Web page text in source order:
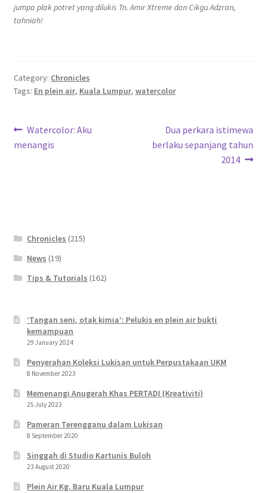
jumpa plak potret yang dilukis Tn. Amir Xtreme dan Cikgu Adzran,
tahniah!
Category: Chronicles
Tags: En plein air, Kuala Lumpur, watercolor
Post
navigation
Previous
post:
Watercolor: Aku
menangis
Next
post:
Dua perkara istimewa
berlaku sepanjang tahun
2014
Chronicles (215)
News (19)
Tips & Tutorials (162)
‘Tangan seni, otak kimia’: Pelukis en plein air bukti
kemampuan
29 January 2024
Penyerahan Koleksi Lukisan untuk Perpustakaan UKM
8 November 2023
Memenangi Anugerah Khas PERTADI (Kreativiti)
25 July 2023
Pameran Terengganu dalam Lukisan
8 September 2020
Singgah di Studio Kartunis Buloh
23 August 2020
Plein Air Kg. Baru Kuala Lumpur